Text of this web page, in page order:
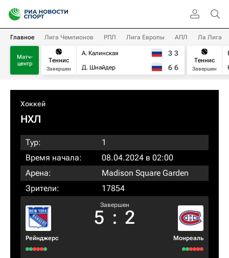
Главное Лига Чемпионов РПЛ Лига Европы АПЛ Ла Лига
Матч-
центр
Теннис
Завершен
А. Калинская
Д. Шнайдер
3 3
6 6
Теннис
Завершен
Хоккей
НХЛ
Тур:
1
Время начала:
08.04.2024 в 02:00
Арена:
Madison Square Garden
Зрители:
17854
Рейнджерс
Завершен
5 : 2
Монреаль